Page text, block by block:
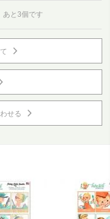
あと3個です
せる